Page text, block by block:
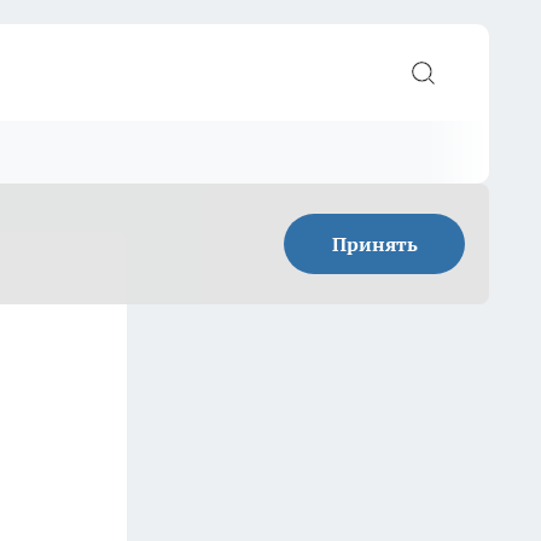
Принять